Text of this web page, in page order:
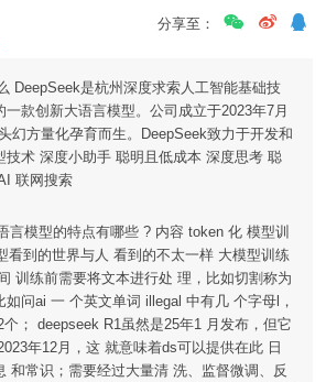
分享至：
DeepSeek是杭州深度求索人工智能基础技
款创新大语言模型。公司成立于2023年7月
幻方量化孕育而生。DeepSeek致力于开发和
技术 深度小助手 聪明且低成本 深度思考 聪
联网搜索
言模型的特点有哪些 ? 内容 token 化 模型训
看到的世界与人 看到的不太一样 大模型训练
训练前需要将文本进行处 理，比如切割称为
如问ai 一 个英文单词 illegal 中有几 个字母l，
； deepseek R1虽然是25年1 月发布，但它
年12月，这 就意味着ds可以提供在此 日
和常识；需要经过大量清 洗、监督微调、反